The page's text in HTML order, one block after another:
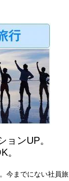
ョンUP。
。
今までにない社員旅